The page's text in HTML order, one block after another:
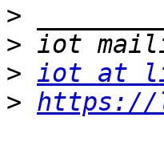
>
>
> iot at
>